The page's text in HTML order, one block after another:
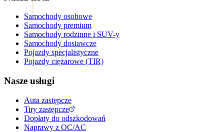
Samochody osobowe
Samochody premium
Samochody rodzinne i SUV-y
Samochody dostawcze
Pojazdy specjalistyczne
Pojazdy ciężarowe (TIR)
Nasze usługi
Auta zastępcze
Tiry zastępcze
Dopłaty do odszkodowań
Naprawy z OC/AC